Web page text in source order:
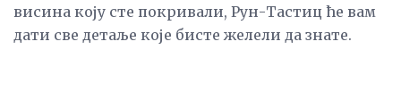
висина коју сте покривали, Рун-Тастиц ће вам
дати све детаље које бисте желели да знате.